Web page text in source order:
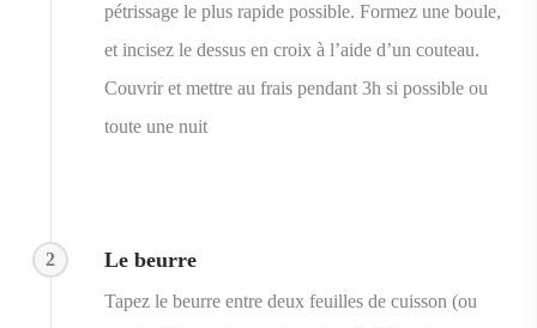
pétrissage le plus rapide possible. Formez une boule,
et incisez le dessus en croix à l’aide d’un couteau.
Couvrir et mettre au frais pendant 3h si possible ou
toute une nuit
2 Le beurre
Tapez le beurre entre deux feuilles de cuisson (ou